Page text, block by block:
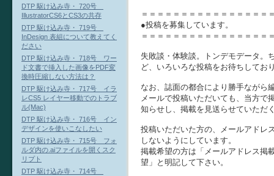
＝＝＝＝＝＝＝＝＝＝＝＝＝＝＝＝
●投稿を募集しています。
＝＝＝＝＝＝＝＝＝＝＝＝＝＝＝＝
失敗談・体験談。トンデモデータ。
ど、いろいろな投稿をお待ちしてお
なお、誌面の都合により勝手ながら
メールで投稿いただいても、当方で
知らせし、掲載を見送らせていただ
投稿いただいた方の、メールアドレ
しないようにしています。
掲載希望の方は「メールアドレス掲
望」と明記して下さい。
DTP 駆け込み寺・ 720号
IllustratorCS6とCS3の共存
DTP 駆け込み寺・ 719号
InDesign 表組について教えてく
ださい
DTP 駆け込み寺・ 718号 ワー
ド文書で挿入した画像をPDF変
換時圧縮しない方法は？
DTP 駆け込み寺・ 717号 イラ
レCS5 レイヤー移動でのトラブ
ル(Mac)
DTP 駆け込み寺・ 716号 イン
デザインを使いこなしたい
DTP 駆け込み寺・ 715号 フォ
ルダ内の.aiファイルを開くスク
リプト
DTP 駆け込み寺・ 714号